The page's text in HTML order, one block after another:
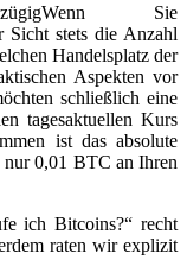
Wenn Sie
Sicht stets die Anzahl
Handelsplatz der
Aspekten vor
schließlich eine
tagesaktuellen Kurs
ist das absolute
0,01 BTC an Ihren
ich Bitcoins?“ recht
raten wir explizit